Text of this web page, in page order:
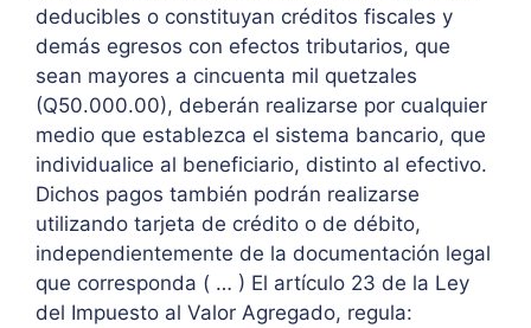
deducibles o constituyan créditos fiscales y
demás egresos con efectos tributarios, que
sean mayores a cincuenta mil quetzales
(Q50.000.00), deberán realizarse por cualquier
medio que establezca el sistema bancario, que
individualice al beneficiario, distinto al efectivo.
Dichos pagos también podrán realizarse
utilizando tarjeta de crédito o de débito,
independientemente de la documentación legal
que corresponda ( … ) El artículo 23 de la Ley
del Impuesto al Valor Agregado, regula: